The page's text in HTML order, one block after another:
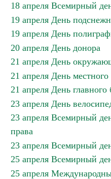
18 апреля Всемирный
19 апреля День
19 апреля День
20 апреля День донора
21 апреля День
21 апреля День
21 апреля День главного
23 апреля День
23 апреля Всемирный
права
23 апреля Всемирный
25 апреля Всемирный
25 апреля